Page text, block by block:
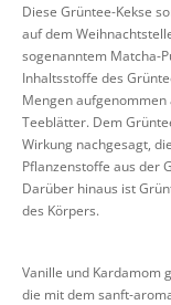
Diese Grüntee-Kekse
auf dem
sogenanntem Matcha-
Inhaltsstoffe des
Mengen
Teeblätter. Dem
Wirkung nachgesagt,
Pflanzenstoffe aus der
Darüber hinaus ist
des Körpers.
Vanille und Kardamom
die mit dem sanft-